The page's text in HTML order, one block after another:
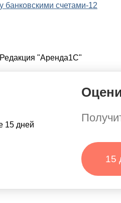
Редакция "Аренда1С"
15